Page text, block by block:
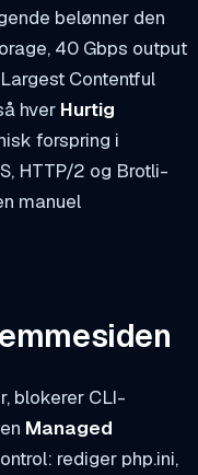
belønner den
40 Gbps output
Contentful
hver Hurtig
forspring i
HTTP/2 og Brotli-
manuel
blokerer CLI-
Managed
rediger php.ini,